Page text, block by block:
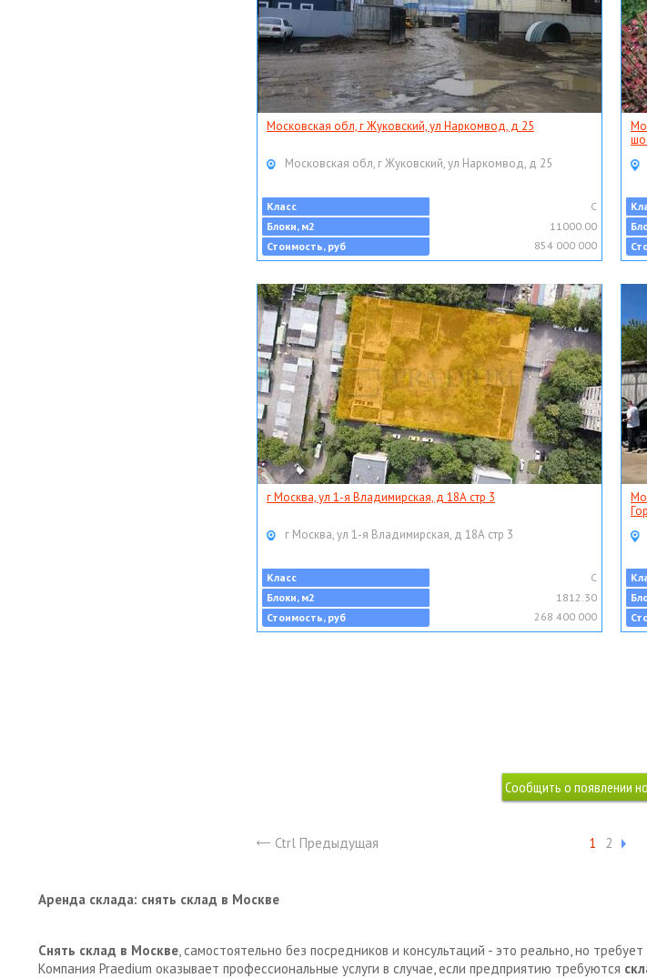
Московская обл, г Жуковский, ул Наркомвод, д 25
Московская обл, г Жуковский, ул Наркомвод, д 25
Класс
C
Блоки, м2
11000.00
Стоимость, руб
854 000 000
г Москва, ул 1-я Владимирская, д 18А стр 3
г Москва, ул 1-я Владимирская, д 18А стр 3
Класс
C
Блоки, м2
1812.30
Стоимость, руб
268 400 000
Ctrl Предыдущая 1 2
Аренда склада: снять склад в Москве
Снять склад в Москве, самостоятельно без посредников и консультаций - это реально, но
Компания Praedium оказывает профессиональные услуги в случае, если предприятию требуются